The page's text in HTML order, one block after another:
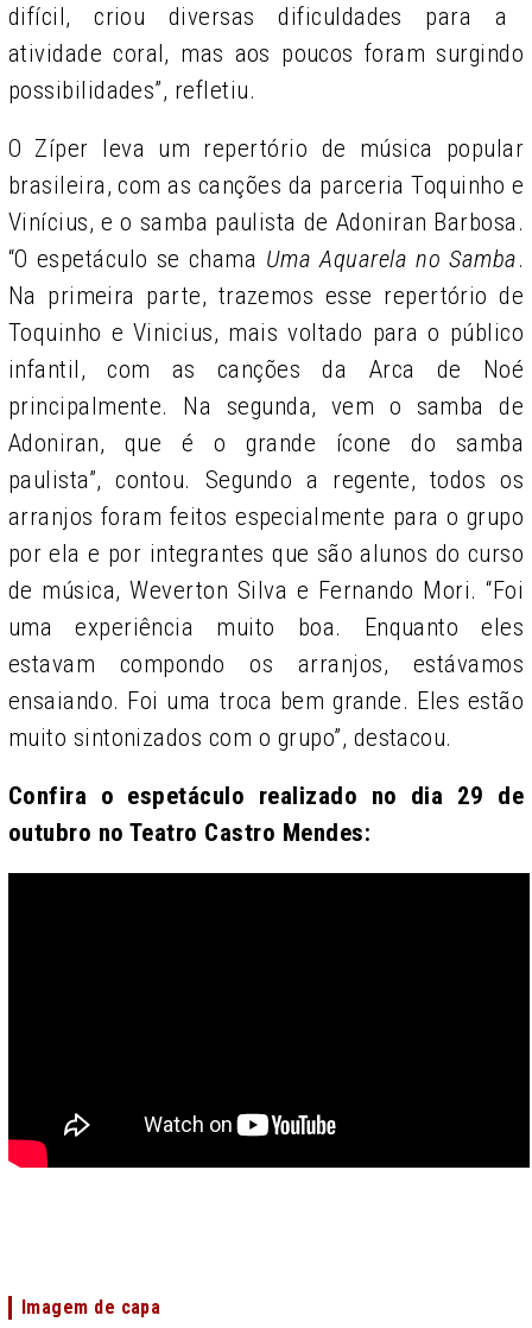
difícil, criou diversas dificuldades para a
atividade coral, mas aos poucos foram surgindo
possibilidades”, refletiu.
O Zíper leva um repertório de música popular
brasileira, com as canções da parceria Toquinho e
Vinícius, e o samba paulista de Adoniran Barbosa.
“O espetáculo se chama Uma Aquarela no Samba.
Na primeira parte, trazemos esse repertório de
Toquinho e Vinicius, mais voltado para o público
infantil, com as canções da Arca de Noé
principalmente. Na segunda, vem o samba de
Adoniran, que é o grande ícone do samba
paulista”, contou. Segundo a regente, todos os
arranjos foram feitos especialmente para o grupo
por ela e por integrantes que são alunos do curso
de música, Weverton Silva e Fernando Mori. “Foi
uma experiência muito boa. Enquanto eles
estavam compondo os arranjos, estávamos
ensaiando. Foi uma troca bem grande. Eles estão
muito sintonizados com o grupo”, destacou.
Confira o espetáculo realizado no dia 29 de
outubro no Teatro Castro Mendes:
Imagem de capa